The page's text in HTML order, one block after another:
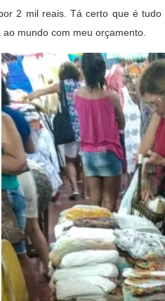
2 mil reais. Tá certo que é
mundo com meu orçamento.